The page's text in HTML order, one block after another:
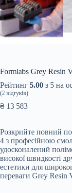
Formlabs Grey Resin
Рейтинг 5.00 з 5 на
(2 відгуків)
₴ 13 583
Розкрийте повний
4 з професійною
удосконалений
високої швидкості
естетики для
переваги Grey